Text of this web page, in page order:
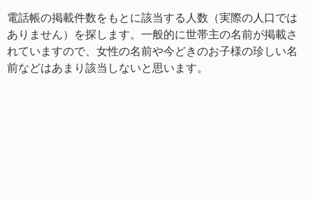
電話帳の掲載件数をもとに該当する人数（実際の人口では
ありません）を探します。一般的に世帯主の名前が掲載さ
れていますので、女性の名前や今どきのお子様の珍しい名
前などはあまり該当しないと思います。